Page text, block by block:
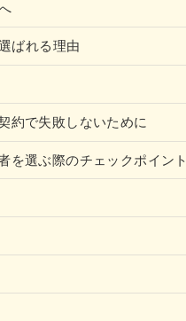
ばれる理由
約で失敗しないために
を選ぶ際のチェックポイント